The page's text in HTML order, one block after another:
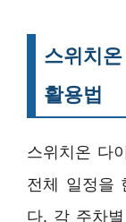
스위치
활용법
스위치온 다
전체 일정을
다. 각 주차